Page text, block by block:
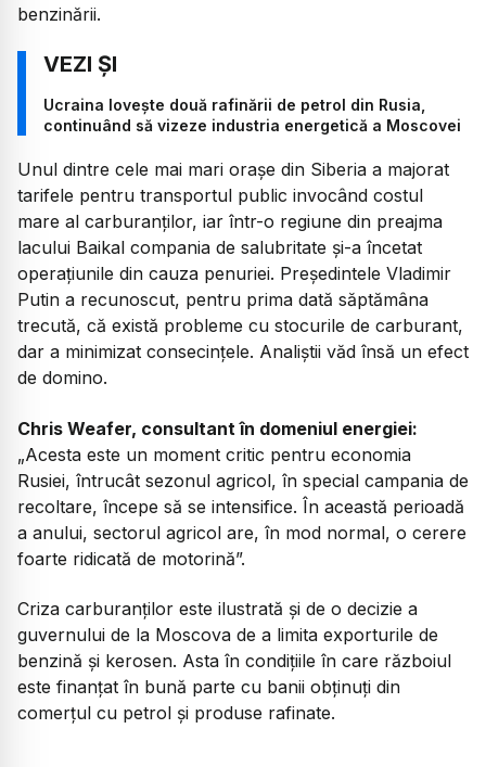
benzinării.
Ucraina lovește două rafinării de petrol din Rusia,
continuând să vizeze industria energetică a Moscovei
Unul dintre cele mai mari orașe din Siberia a majorat
tarifele pentru transportul public invocând costul
mare al carburanților, iar într-o regiune din preajma
lacului Baikal compania de salubritate și-a încetat
operațiunile din cauza penuriei. Președintele Vladimir
Putin a recunoscut, pentru prima dată săptămâna
trecută, că există probleme cu stocurile de carburant,
dar a minimizat consecințele. Analiștii văd însă un efect
de domino.
Chris Weafer, consultant în domeniul energiei:
„Acesta este un moment critic pentru economia
Rusiei, întrucât sezonul agricol, în special campania de
recoltare, începe să se intensifice. În această perioadă
a anului, sectorul agricol are, în mod normal, o cerere
foarte ridicată de motorină”.
Criza carburanților este ilustrată și de o decizie a
guvernului de la Moscova de a limita exporturile de
benzină și kerosen. Asta în condițiile în care războiul
este finanțat în bună parte cu banii obținuți din
comerțul cu petrol și produse rafinate.